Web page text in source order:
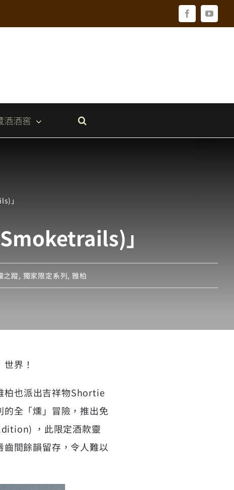
Facebook
酒酒窖
」
」
之蹤, 獨家限定系列,雅柏
界！
柏也派出吉祥物Shortie
全「燻」冒險，推出免
，此限定酒款靈
間餘韻留存，令人難以